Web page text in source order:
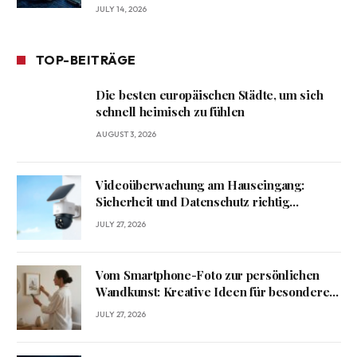
JULY 14, 2026
TOP-BEITRÄGE
Die besten europäischen Städte, um sich
schnell heimisch zu fühlen
AUGUST 3, 2026
Videoüberwachung am Hauseingang:
Sicherheit und Datenschutz richtig
verbinden
JULY 27, 2026
Vom Smartphone-Foto zur persönlichen
Wandkunst: Kreative Ideen für besondere
Erinnerungen
JULY 27, 2026